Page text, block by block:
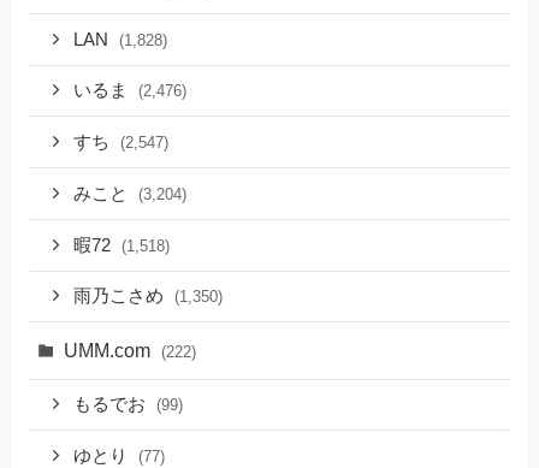
LAN (1,828)
いるま (2,476)
すち (2,547)
みこと (3,204)
暇72 (1,518)
雨乃こさめ (1,350)
UMM.com (222)
もるでお (99)
ゆとり (77)